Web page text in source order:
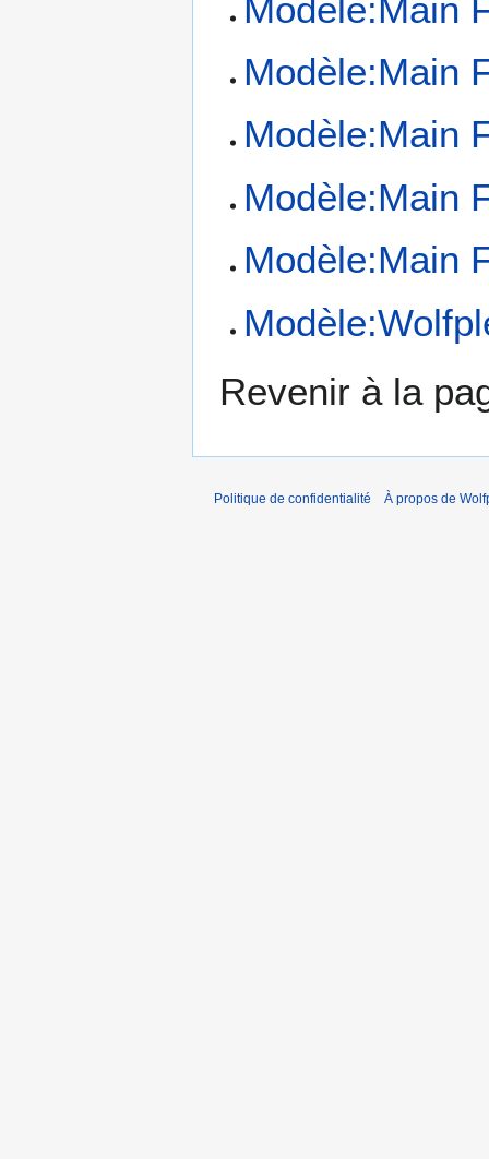
Modèle:Main
Modèle:Main
Modèle:Main
Modèle:Main
Modèle:Main
Revenir à la
Politique de confidentialité À propos de